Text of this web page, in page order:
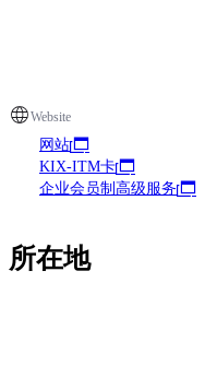
Website
网站
KIX-ITM卡
企业会员制高级服务
所在地